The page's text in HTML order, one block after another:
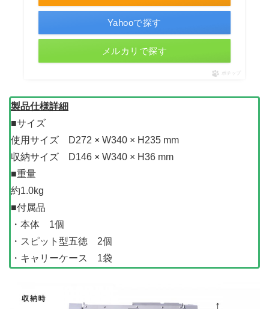
Yahooで探す
メルカリで探す
ポチップ
製品仕様詳細
■サイズ
使用サイズ D272 × W340 × H235 mm
収納サイズ D146 × W340 × H36 mm
■重量
約1.0kg
■付属品
・本体 1個
・スピット型五徳 2個
・キャリーケース 1袋